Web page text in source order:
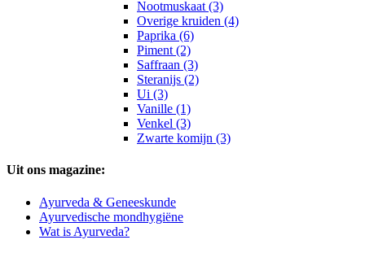
Nootmuskaat (3)
Overige kruiden (4)
Paprika (6)
Piment (2)
Saffraan (3)
Steranijs (2)
Ui (3)
Vanille (1)
Venkel (3)
Zwarte komijn (3)
Uit ons magazine:
Ayurveda & Geneeskunde
Ayurvedische mondhygiëne
Wat is Ayurveda?